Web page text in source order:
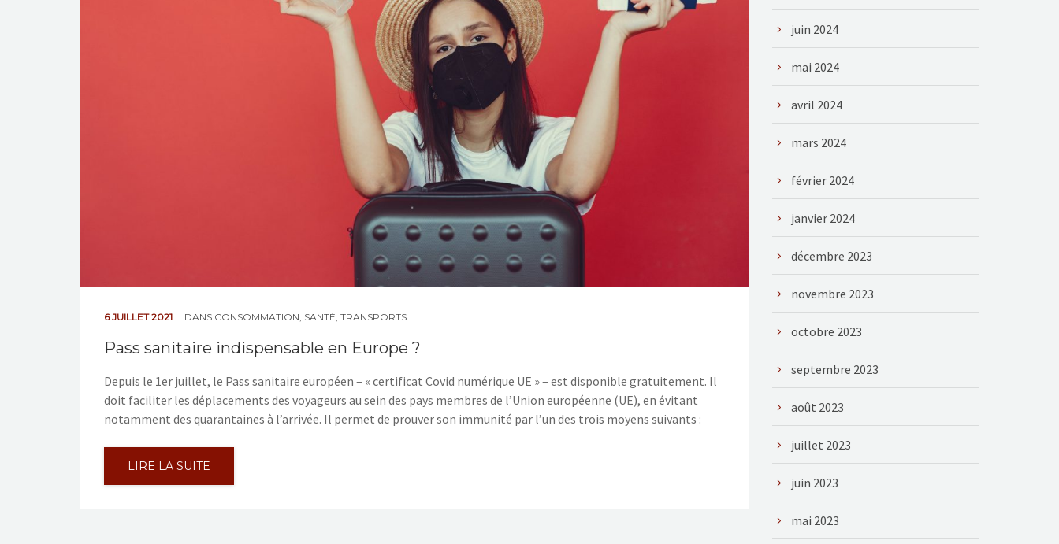
6 JUILLET 2021 DANS CONSOMMATION SANTÉ TRANSPORTS
Pass sanitaire indispensable en Europe ?
Depuis le 1er juillet, le Pass sanitaire européen – « certificat Covid numérique UE » – est disponible gratuitement. Il
doit faciliter les déplacements des voyageurs au sein des pays membres de l’Union européenne (UE), en évitant
notamment des quarantaines à l’arrivée. Il permet de prouver son immunité par l’un des trois moyens suivants :
LIRE LA SUITE
juin 2024
mai 2024
avril 2024
mars 2024
février 2024
janvier 2024
décembre 2023
novembre 2023
octobre 2023
septembre 2023
août 2023
juillet 2023
juin 2023
mai 2023